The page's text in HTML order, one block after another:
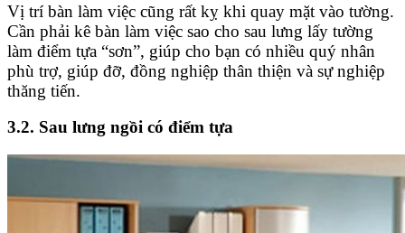
Vị trí bàn làm việc cũng rất kỵ khi quay mặt vào tường.
Cần phải kê bàn làm việc sao cho sau lưng lấy tường
làm điểm tựa “sơn”, giúp cho bạn có nhiều quý nhân
phù trợ, giúp đỡ, đồng nghiệp thân thiện và sự nghiệp
thăng tiến.
3.2. Sau lưng ngồi có điểm tựa